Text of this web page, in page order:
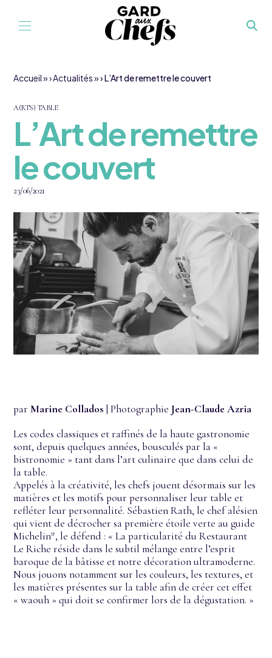
Accueil» Actualités» L’Art de remettre le couvert
A(RTS) TABLE
L’Art de remettre
le couvert
23/06/2021
parMarine Collados | Photographie Jean-Claude Azria
Les codes classiques et raffinés de la haute gastronomie
sont, depuis quelques années, bousculés par la «
bistronomie » tant dans l’art culinaire que dans celui de
la table.
Appelés à la créativité, les chefs jouent désormais sur les
matières et les motifs pour personnaliser leur table et
refléter leur personnalité. Sébastien Rath, le chef alésien
qui vient de décrocher sa première étoile verte au guide
Michelin*, le défend : « La particularité du Restaurant
Le Riche réside dans le subtil mélange entre l’esprit
baroque de la bâtisse et notre décoration ultramoderne.
Nous jouons notamment sur les couleurs, les textures, et
les matières présentes sur la table afin de créer cet effet
« waouh » qui doit se confirmer lors de la dégustation. »